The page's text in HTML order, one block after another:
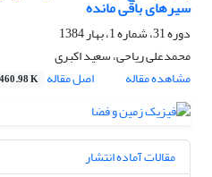
سیرهای باقی مانده
دوره 31، شماره 1، بهار 1384
محمدعلى ریاحى، سعید اکبرى
مشاهده مقاله
اصل مقاله 460.98 K
مقالات آماده انتشار